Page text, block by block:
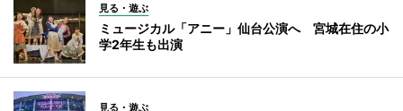
見る・遊ぶ
ミュージカル「アニー」仙台公演へ 宮城在住の小
学2年生も出演
見る・遊ぶ